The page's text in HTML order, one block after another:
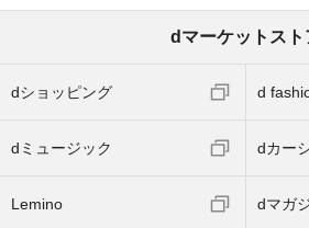
dマーケットスト
dショッピング d
dミュージック dカー
Lemino dマガ